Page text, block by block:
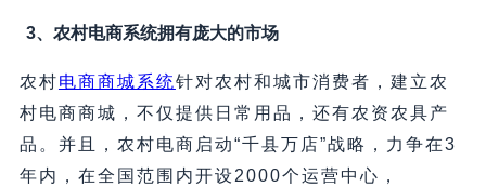
3、 农村电商系统拥有庞大的市场
农村电商商城系统针对农村和城市消费者，建立农
村电商商城，不仅提供日常用品，还有农资农具产
品。并且，农村电商启动“千县万店”战略，力争在3
年内，在全国范围内开设2000个运营中心，